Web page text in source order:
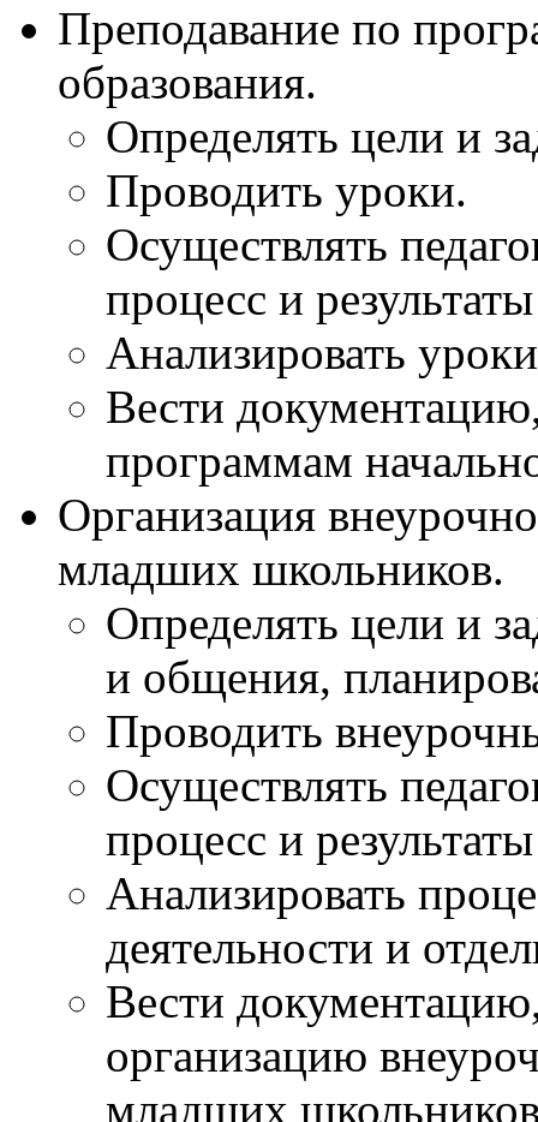
Преподавание по
образования.
Определять цели и
Проводить уроки.
Осуществлять
процесс и
Анализировать
Вести
программам
Организация
младших школьников.
Определять цели и
и общения,
Проводить
Осуществлять
процесс и
Анализировать
деятельности и
Вести
организацию
младших